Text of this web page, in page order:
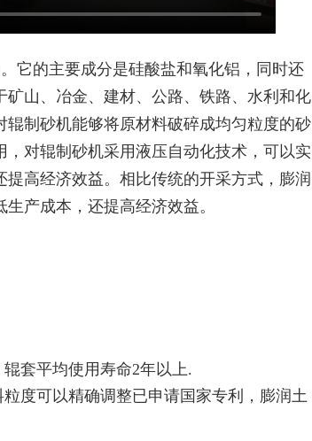
它的主要成分是硅酸盐和氧化铝，同时还
山、冶金、建材、公路、铁路、水利和化
制砂机能够将原材料破碎成均匀粒度的砂
对辊制砂机采用液压自动化技术，可以实
高经济效益。相比传统的开采方式，膨润
产成本，还提高经济效益。
套平均使用寿命2年以上.
度可以精确调整已申请国家专利， 膨润土